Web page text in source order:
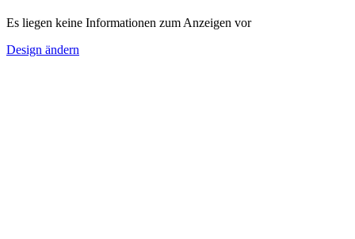
Es liegen keine Informationen zum Anzeigen vor
Design ändern